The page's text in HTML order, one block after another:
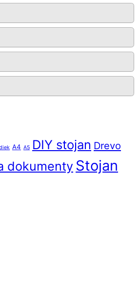
A4 A5 DIY stojan Drevo
dokumenty Stojan